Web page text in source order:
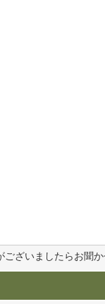
ございましたらお聞